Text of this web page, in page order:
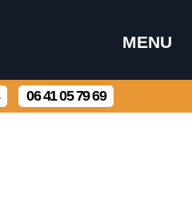
MENU
06 41 05 79 69